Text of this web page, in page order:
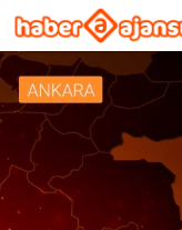
Açıklama Yaptı